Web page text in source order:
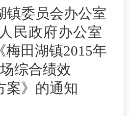
镇委员会办公室
民政府办公室
梅田湖镇2015年
综合绩效
案》的通知